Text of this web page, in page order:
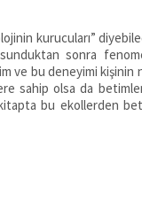
kurucu­ları”
sonra
ve bu deneyimi kişinin
sahip olsa da
bu ekollerden